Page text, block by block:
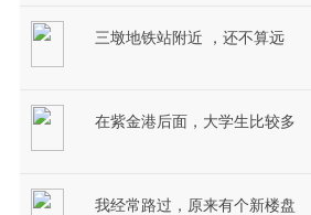
三墩地铁站附近 ，还不算远
在紫金港后面，大学生比较多
我经常路过，原来有个新楼盘